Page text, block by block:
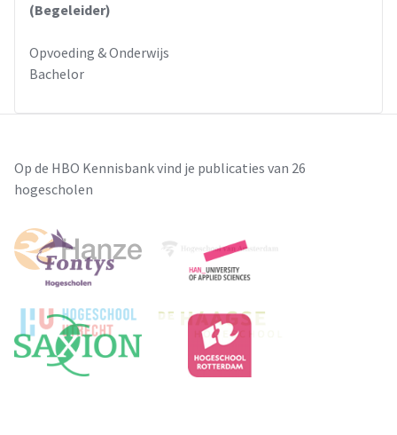
(Begeleider)
Opvoeding & Onderwijs
Bachelor
Op de HBO Kennisbank vind je publicaties van 26
hogescholen